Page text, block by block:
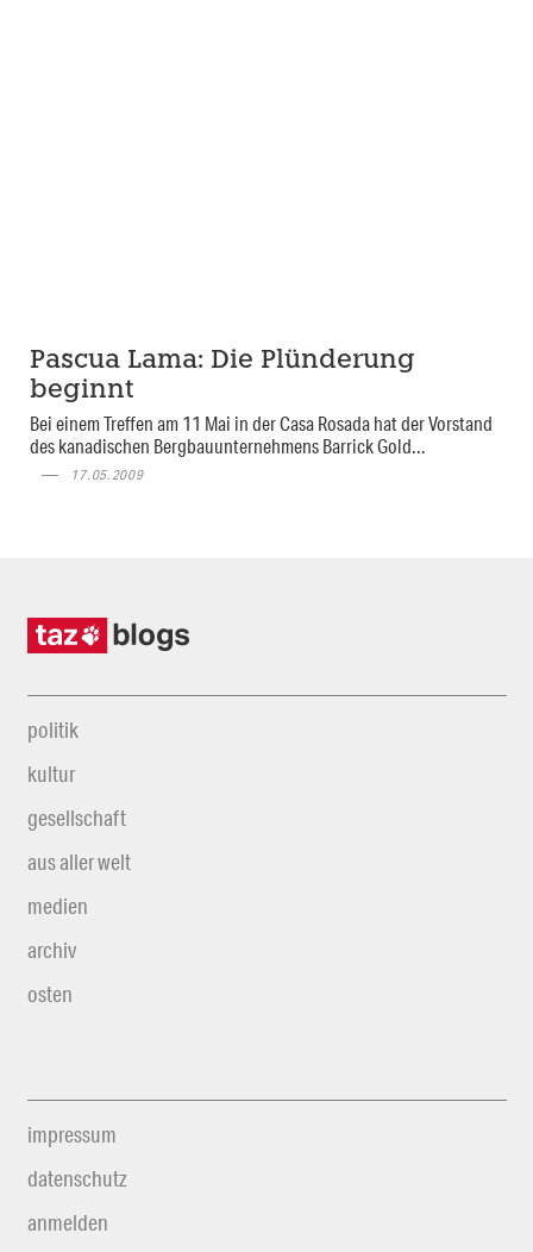
Pascua Lama: Die Plünderung
beginnt
Bei einem Treffen am 11 Mai in der Casa Rosada hat der Vorstand
des kanadischen Bergbauunternehmens Barrick Gold...
17.05.2009
politik
kultur
gesellschaft
aus aller welt
medien
archiv
osten
impressum
datenschutz
anmelden